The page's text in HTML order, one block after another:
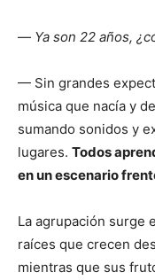
— Ya son 22 años,
— Sin grandes
música que nacía y
sumando sonidos y
lugares. Todos
en un escenario
La agrupación surge
raíces que crecen
mientras que sus